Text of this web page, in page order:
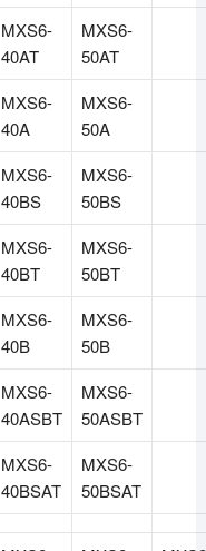
MXS6-
40AT
MXS6-
50AT
MXS6-
40A
MXS6-
50A
MXS6-
40BS
MXS6-
50BS
MXS6-
40BT
MXS6-
50BT
MXS6-
40B
MXS6-
50B
MXS6-
40ASBT
MXS6-
50ASBT
MXS6-
40BSAT
MXS6-
50BSAT